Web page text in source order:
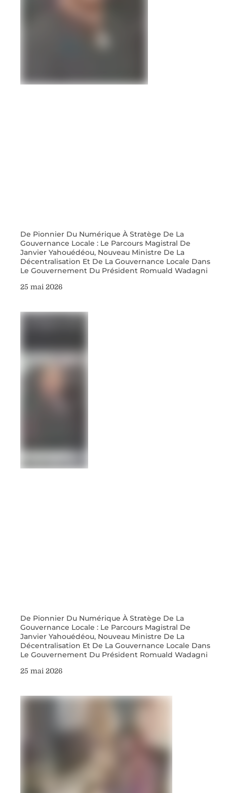
De Pionnier Du Numérique À Stratège De La
Gouvernance Locale : Le Parcours Magistral De
Janvier Yahouédéou, Nouveau Ministre De La
Décentralisation Et De La Gouvernance Locale Dans
Le Gouvernement Du Président Romuald Wadagni
25 mai 2026
De Pionnier Du Numérique À Stratège De La
Gouvernance Locale : Le Parcours Magistral De
Janvier Yahouédéou, Nouveau Ministre De La
Décentralisation Et De La Gouvernance Locale Dans
Le Gouvernement Du Président Romuald Wadagni
25 mai 2026